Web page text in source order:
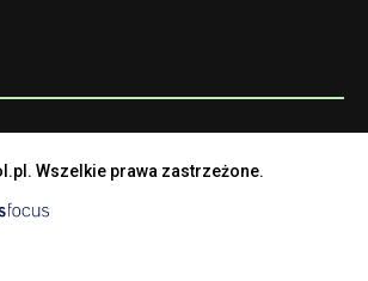
Wszelkie prawa zastrzeżone.